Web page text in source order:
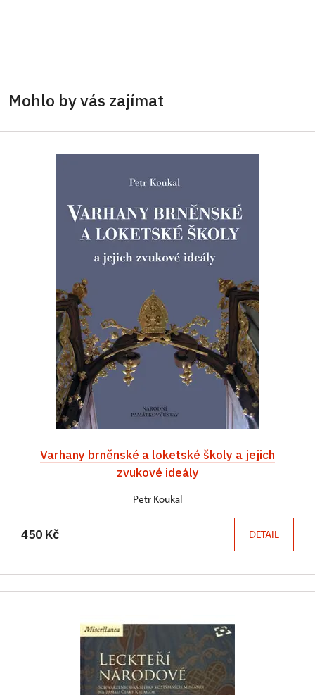
Mohlo by vás zajímat
Varhany brněnské a loketské školy a jejich
zvukové ideály
Petr Koukal
450 Kč DETAIL